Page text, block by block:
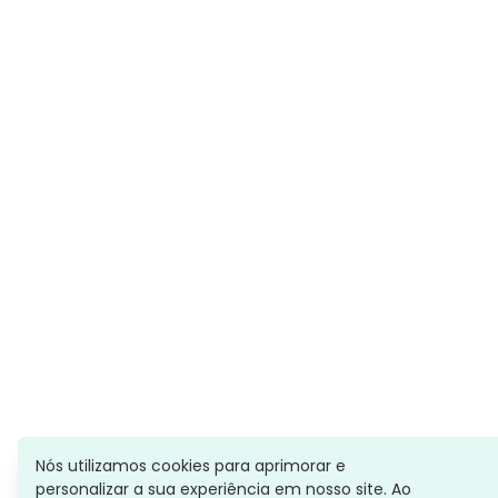
Nós utilizamos cookies para aprimorar e
personalizar a sua experiência em nosso site. Ao